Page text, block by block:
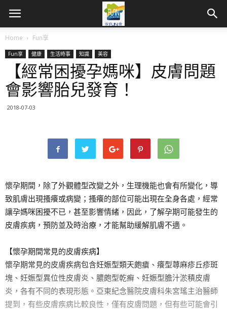
Home Fun享
Fun享 健康 生活時事 知識 美容
【經常困擾孕媽咪】皮膚問題
會影響胎兒發育！
2018-07-03
懷孕期間，除了外觀體型改變之外，生理機能也會有所變化，導
致肌膚出現搔癢或病變；搔癢的部位可能出現在全身各處，經常
讓孕媽咪困擾不已，甚至影響情緒，因此，了解孕期可能發生的
皮膚疾病，預防並及時治療，才能幫助緩解肌膚不適。
【懷孕期間常見的皮膚疾病】
懷孕期常見的皮膚疾病包含妊娠型類天皰瘡、癢型蕁麻疹丘疹斑
塊、妊娠型異位性皮膚炎、膿皰型乾癬、妊娠型膽汁淤積皮膚
炎，各有不同的表現形態。亞東紀念醫院皮膚科朱宮瑤主治醫師
提到，有些皮膚疾病比較良性，僅有皮膚問題，但有些可能會引